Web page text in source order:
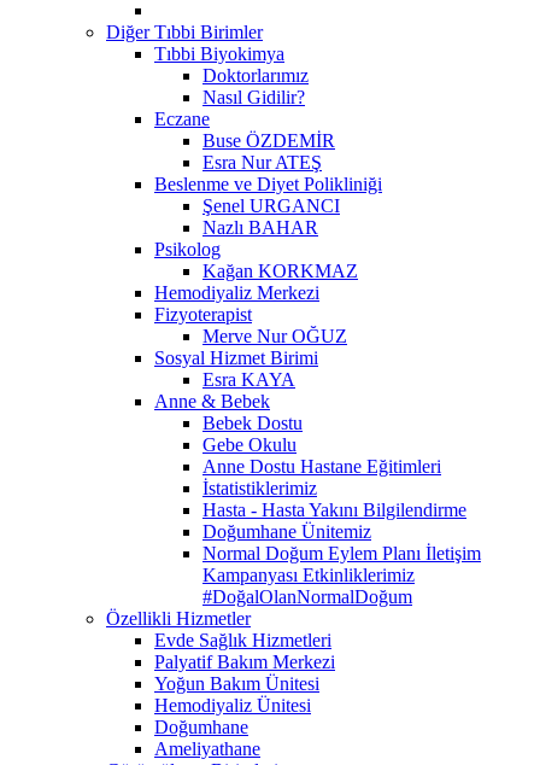
Diğer Tıbbi Birimler
Tıbbi Biyokimya
Doktorlarımız
Nasıl Gidilir?
Eczane
Buse ÖZDEMİR
Esra Nur ATEŞ
Beslenme ve Diyet Polikliniği
Şenel URGANCI
Nazlı BAHAR
Psikolog
Kağan KORKMAZ
Hemodiyaliz Merkezi
Fizyoterapist
Merve Nur OĞUZ
Sosyal Hizmet Birimi
Esra KAYA
Anne & Bebek
Bebek Dostu
Gebe Okulu
Anne Dostu Hastane Eğitimleri
İstatistiklerimiz
Hasta - Hasta Yakını Bilgilendirme
Doğumhane Ünitemiz
Normal Doğum Eylem Planı İletişim
Kampanyası Etkinliklerimiz
#DoğalOlanNormalDoğum
Özellikli Hizmetler
Evde Sağlık Hizmetleri
Palyatif Bakım Merkezi
Yoğun Bakım Ünitesi
Hemodiyaliz Ünitesi
Doğumhane
Ameliyathane